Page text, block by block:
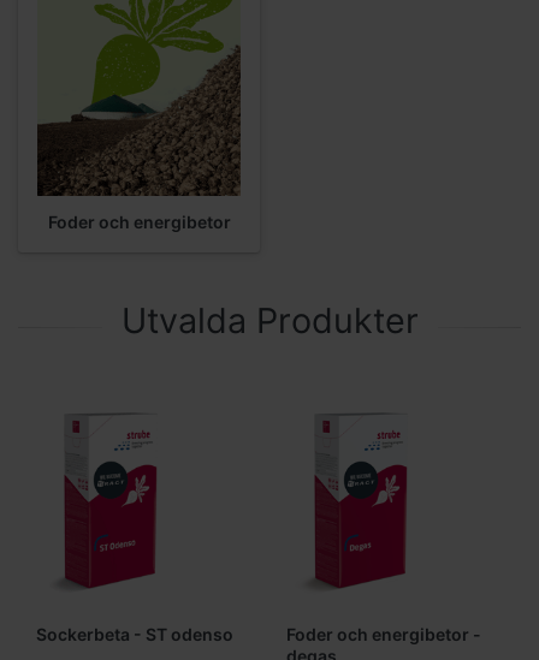
Foder och energibetor
Utvalda Produkter
Sockerbeta - ST odenso
Foder och energibetor -
degas